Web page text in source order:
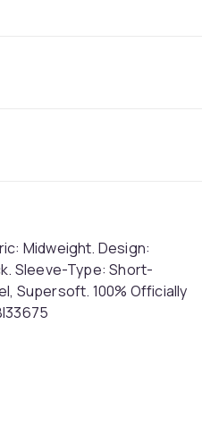
Midweight. Design:
Sleeve-Type: Short-
Supersoft. 100% Officially